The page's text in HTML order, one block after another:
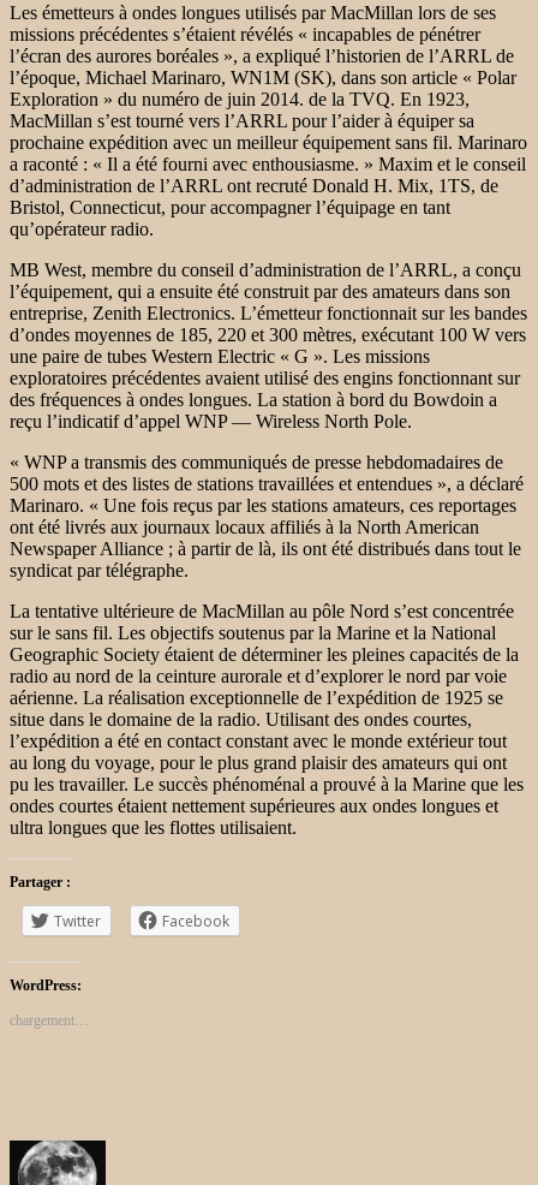
Les émetteurs à ondes longues utilisés par MacMillan lors de ses
missions précédentes s’étaient révélés « incapables de pénétrer
l’écran des aurores boréales », a expliqué l’historien de l’ARRL de
l’époque, Michael Marinaro, WN1M (SK), dans son article « Polar
Exploration » du numéro de juin 2014. de la TVQ. En 1923,
MacMillan s’est tourné vers l’ARRL pour l’aider à équiper sa
prochaine expédition avec un meilleur équipement sans fil. Marinaro
a raconté : « Il a été fourni avec enthousiasme. » Maxim et le conseil
d’administration de l’ARRL ont recruté Donald H. Mix, 1TS, de
Bristol, Connecticut, pour accompagner l’équipage en tant
qu’opérateur radio.
MB West, membre du conseil d’administration de l’ARRL, a conçu
l’équipement, qui a ensuite été construit par des amateurs dans son
entreprise, Zenith Electronics. L’émetteur fonctionnait sur les bandes
d’ondes moyennes de 185, 220 et 300 mètres, exécutant 100 W vers
une paire de tubes Western Electric « G ». Les missions
exploratoires précédentes avaient utilisé des engins fonctionnant sur
des fréquences à ondes longues. La station à bord du Bowdoin a
reçu l’indicatif d’appel WNP — Wireless North Pole.
« WNP a transmis des communiqués de presse hebdomadaires de
500 mots et des listes de stations travaillées et entendues », a déclaré
Marinaro. « Une fois reçus par les stations amateurs, ces reportages
ont été livrés aux journaux locaux affiliés à la North American
Newspaper Alliance ; à partir de là, ils ont été distribués dans tout le
syndicat par télégraphe.
La tentative ultérieure de MacMillan au pôle Nord s’est concentrée
sur le sans fil. Les objectifs soutenus par la Marine et la National
Geographic Society étaient de déterminer les pleines capacités de la
radio au nord de la ceinture aurorale et d’explorer le nord par voie
aérienne. La réalisation exceptionnelle de l’expédition de 1925 se
situe dans le domaine de la radio. Utilisant des ondes courtes,
l’expédition a été en contact constant avec le monde extérieur tout
au long du voyage, pour le plus grand plaisir des amateurs qui ont
pu les travailler. Le succès phénoménal a prouvé à la Marine que les
ondes courtes étaient nettement supérieures aux ondes longues et
ultra longues que les flottes utilisaient.
Partager :
Twitter Facebook
WordPress:
chargement…